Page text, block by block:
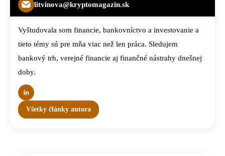
litvinova@kryptomagazin.sk
Vyštudovala som financie, bankovníctvo a investovanie a
tieto témy sú pre mňa viac než len práca. Sledujem
bankový trh, verejné financie aj finančné nástrahy dnešnej
doby.
Všetky články autora